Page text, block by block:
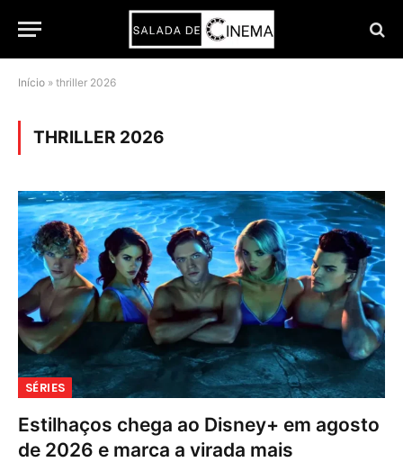
Início » thriller 2026
THRILLER 2026
SÉRIES
Estilhaços chega ao Disney+ em agosto
de 2026 e marca a virada mais